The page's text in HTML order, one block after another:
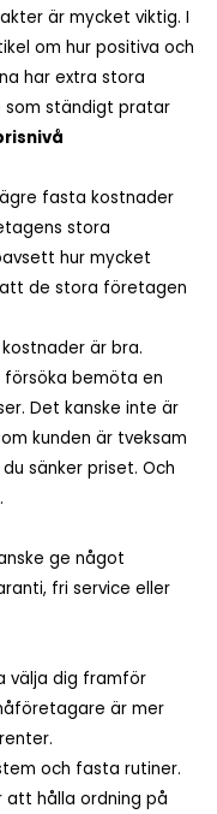
är mycket viktig. I
om hur positiva och
har extra stora
ständigt pratar
fasta kostnader
stora
hur mycket
de stora företagen
är bra.
bemöta en
Det kanske inte är
kunden är tveksam
sänker priset. Och
ge något
fri service eller
välja dig framför
är mer
och fasta rutiner.
hålla ordning på